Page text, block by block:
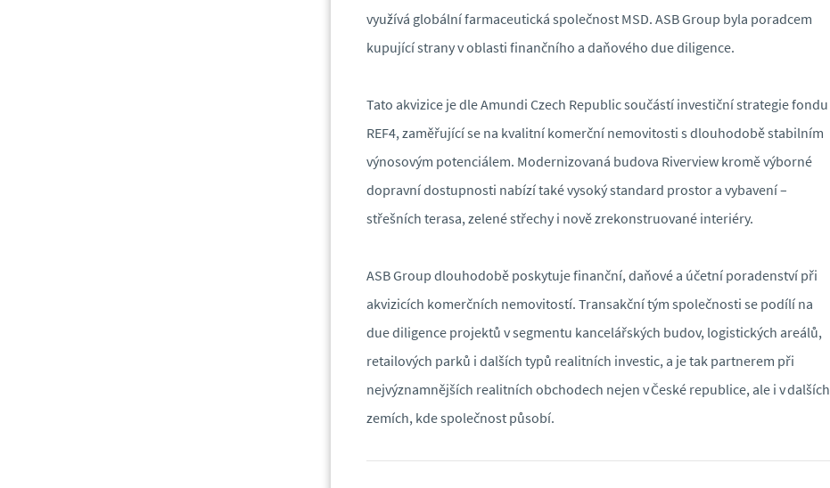
využívá globální farmaceutická společnost MSD. ASB Group byla poradcem
kupující strany v oblasti finančního a daňového due diligence.
Tato akvizice je dle Amundi Czech Republic součástí investiční strategie fondu
REF4, zaměřující se na kvalitní komerční nemovitosti s dlouhodobě stabilním
výnosovým potenciálem. Modernizovaná budova Riverview kromě výborné
dopravní dostupnosti nabízí také vysoký standard prostor a vybavení –
střešních terasa, zelené střechy i nově zrekonstruované interiéry.
ASB Group dlouhodobě poskytuje finanční, daňové a účetní poradenství při
akvizicích komerčních nemovitostí. Transakční tým společnosti se podílí na
due diligence projektů v segmentu kancelářských budov, logistických areálů,
retailových parků i dalších typů realitních investic, a je tak partnerem při
nejvýznamnějších realitních obchodech nejen v České republice, ale i v dalších
zemích, kde společnost působí.